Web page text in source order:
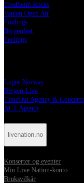
Trodheim Rocks
Vaulen Open Air
Findings
Bergenfest
Feelings
Luger Norway
Bergen Live
TimeOut Agency & Concerts
ACT Agency
livenation.no
Konserter og eventer
Min Live Nation-konto
Bruksvilkår